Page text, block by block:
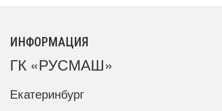
ИНФОРМАЦИЯ
ГК «РУСМАШ»
Екатеринбург